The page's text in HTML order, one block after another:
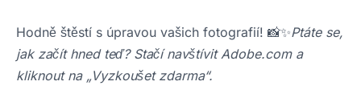
Hodně štěstí s úpravou vašich fotografií! 📸✨Ptáte se,
jak začít hned teď? Stačí navštívit Adobe.com a
kliknout na „Vyzkoušet zdarma“.